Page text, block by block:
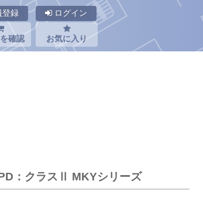
登録 ログイン
確認 お気に入り
：クラスⅡ MKYシリーズ